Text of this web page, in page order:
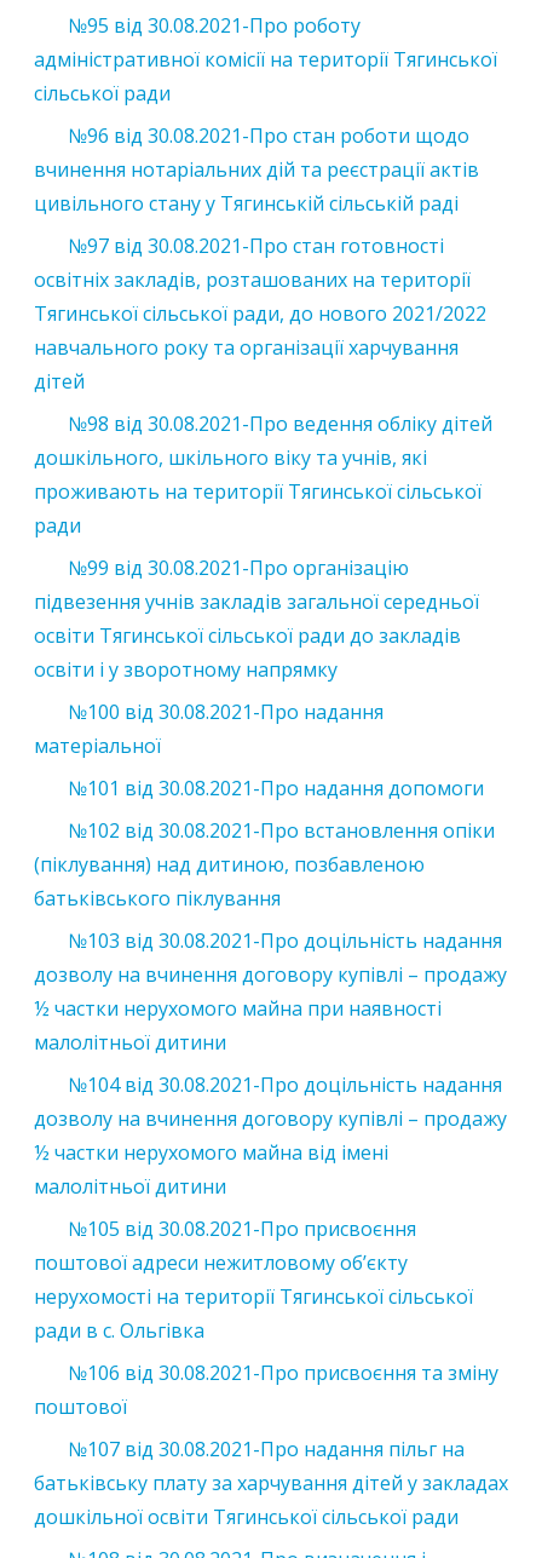
№95 від 30.08.2021-Про роботу
адміністративної комісії на території Тягинської
сільської ради
№96 від 30.08.2021-Про стан роботи щодо
вчинення нотаріальних дій та реєстрації актів
цивільного стану у Тягинській сільській раді
№97 від 30.08.2021-Про стан готовності
освітніх закладів, розташованих на території
Тягинської сільської ради, до нового 2021/2022
навчального року та організації харчування
дітей
№98 від 30.08.2021-Про ведення обліку дітей
дошкільного, шкільного віку та учнів, які
проживають на території Тягинської сільської
ради
№99 від 30.08.2021-Про організацію
підвезення учнів закладів загальної середньої
освіти Тягинської сільської ради до закладів
освіти і у зворотному напрямку
№100 від 30.08.2021-Про надання
матеріальної
№101 від 30.08.2021-Про надання допомоги
№102 від 30.08.2021-Про встановлення опіки
(піклування) над дитиною, позбавленою
батьківського піклування
№103 від 30.08.2021-Про доцільність надання
дозволу на вчинення договору купівлі – продажу
½ частки нерухомого майна при наявності
малолітньої дитини
№104від 30.08.2021-Про доцільність надання
дозволу на вчинення договору купівлі – продажу
½ частки нерухомого майна від імені
малолітньої дитини
№105 від 30.08.2021-Про присвоєння
поштової адреси нежитловому об’єкту
нерухомості на території Тягинської сільської
ради в с. Ольгівка
№106 від 30.08.2021-Про присвоєння та зміну
поштової
№107 від 30.08.2021-Про надання пільг на
батьківську плату за харчування дітей у закладах
дошкільної освіти Тягинської сільської ради